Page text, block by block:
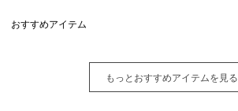
おすすめアイテム
もっとおすすめアイテムを見る